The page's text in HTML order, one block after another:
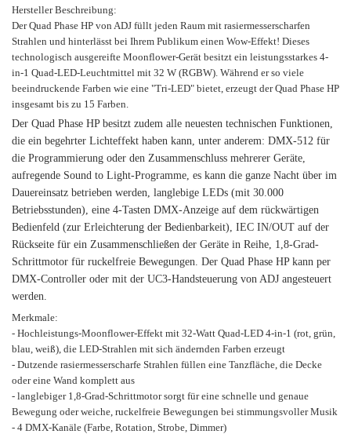
Hersteller Beschreibung:
Der Quad Phase HP von ADJ füllt jeden Raum mit rasiermesserscharfen
Strahlen und hinterlässt bei Ihrem Publikum einen Wow-Effekt! Dieses
technologisch ausgereifte Moonflower-Gerät besitzt ein leistungsstarkes 4-
in-1 Quad-LED-Leuchtmittel mit 32 W (RGBW). Während er so viele
beeindruckende Farben wie eine "Tri-LED" bietet, erzeugt der Quad Phase HP
insgesamt bis zu 15 Farben.
Der Quad Phase HP besitzt zudem alle neuesten technischen Funktionen,
die ein begehrter Lichteffekt haben kann, unter anderem: DMX-512 für
die Programmierung oder den Zusammenschluss mehrerer Geräte,
aufregende Sound to Light-Programme, es kann die ganze Nacht über im
Dauereinsatz betrieben werden, langlebige LEDs (mit 30.000
Betriebsstunden), eine 4-Tasten DMX-Anzeige auf dem rückwärtigen
Bedienfeld (zur Erleichterung der Bedienbarkeit), IEC IN/OUT auf der
Rückseite für ein Zusammenschließen der Geräte in Reihe, 1,8-Grad-
Schrittmotor für ruckelfreie Bewegungen. Der Quad Phase HP kann per
DMX-Controller oder mit der UC3-Handsteuerung von ADJ angesteuert
werden.
Merkmale:
- Hochleistungs-Moonflower-Effekt mit 32-Watt Quad-LED 4-in-1 (rot, grün,
blau, weiß), die LED-Strahlen mit sich ändernden Farben erzeugt
- Dutzende rasiermesserscharfe Strahlen füllen eine Tanzfläche, die Decke
oder eine Wand komplett aus
- langlebiger 1,8-Grad-Schrittmotor sorgt für eine schnelle und genaue
Bewegung oder weiche, ruckelfreie Bewegungen bei stimmungsvoller Musik
- 4 DMX-Kanäle (Farbe, Rotation, Strobe, Dimmer)